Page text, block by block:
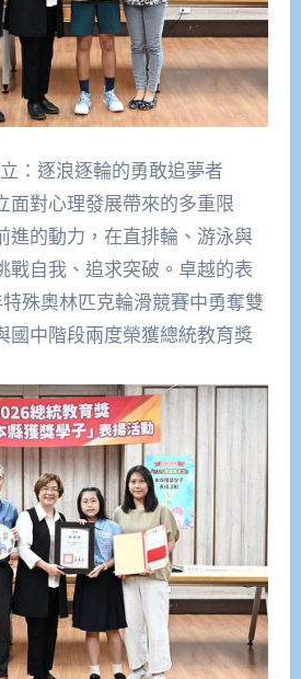
：逐浪逐輪的勇敢追夢者
面對心理發展帶來的多重限
進的動力，在直排輪、游泳與
戰自我、追求突破。卓越的表
殊奧林匹克輪滑競賽中勇奪雙
國中階段兩度榮獲總統教育獎